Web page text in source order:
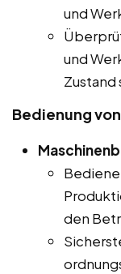
und
und
Zustand
Bedienung
den